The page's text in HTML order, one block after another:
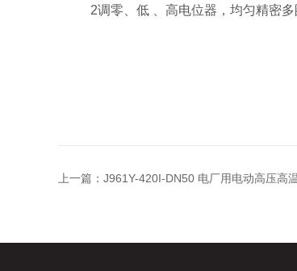
2调零、低 、高电位器，均匀精密多
上一篇： J961Y-420I-DN50 电厂用电动高压高